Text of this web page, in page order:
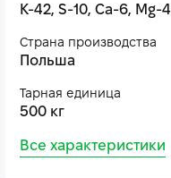
K-42, S-10, Ca-6, Mg-4
Страна производства
Польша
Тарная единица
500 кг
Все характеристики